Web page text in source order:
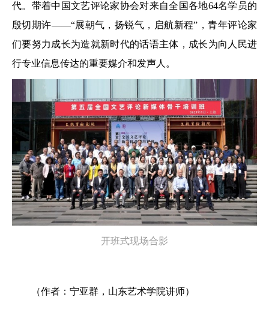
代。带着中国文艺评论家协会对来自全国各地64名学员的
殷切期许——“展朝气，扬锐气，启航新程”，青年评论家
们要努力成长为造就新时代的话语主体，成长为向人民进
行专业信息传达的重要媒介和发声人。
开班式现场合影
（作者：宁亚群，山东艺术学院讲师）